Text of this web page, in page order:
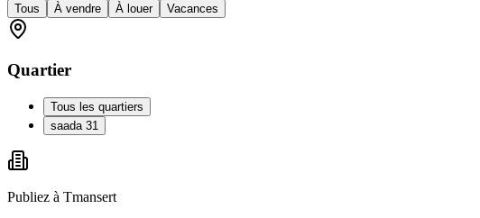
Tous À vendre À louer Vacances
Quartier
Tous les quartiers
saada 31
Publiez à Tmansert